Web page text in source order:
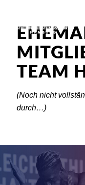
TEAM
(Noch nicht
durch…)